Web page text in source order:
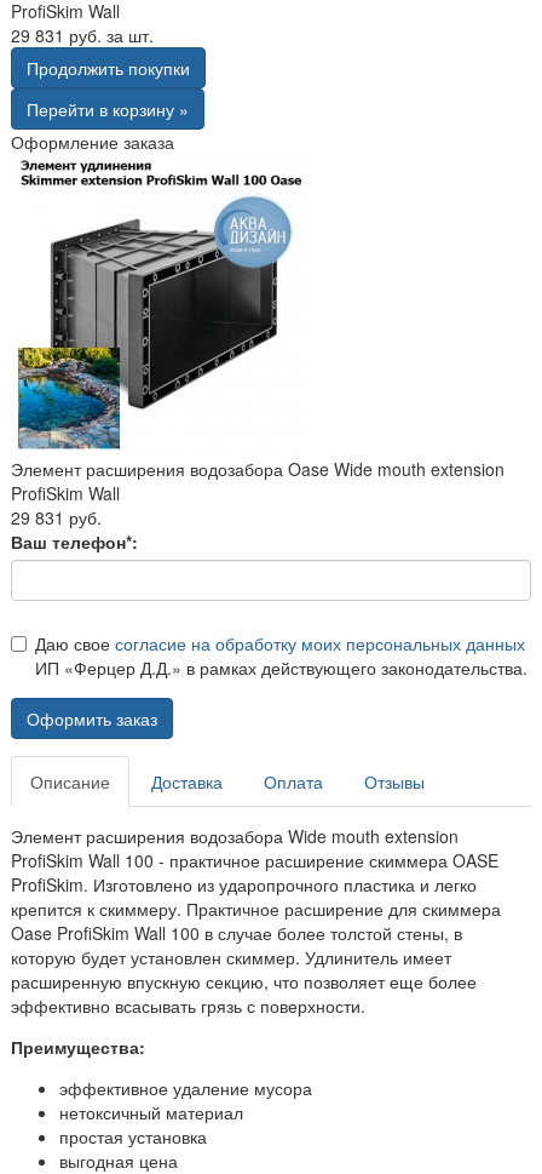
ProfiSkim Wall
29 831 руб. за шт.
Продолжить покупки
Перейти в корзину »
Оформление заказа
Элемент расширения водозабора Oase Wide mouth extension
ProfiSkim Wall
29 831 руб.
Ваш телефон*:
Даю свое согласие на обработку моих персональных данных
ИП «Ферцер Д.Д.» в рамках действующего законодательства.
Оформить заказ
Описание Доставка Оплата Отзывы
Элемент расширения водозабора Wide mouth extension
ProfiSkim Wall 100 - практичное расширение скиммера OASE
ProfiSkim. Изготовлено из ударопрочного пластика и легко
крепится к скиммеру. Практичное расширение для скиммера
Oase ProfiSkim Wall 100 в случае более толстой стены, в
которую будет установлен скиммер. Удлинитель имеет
расширенную впускную секцию, что позволяет еще более
эффективно всасывать грязь с поверхности.
Преимущества:
эффективное удаление мусора
нетоксичный материал
простая установка
выгодная цена